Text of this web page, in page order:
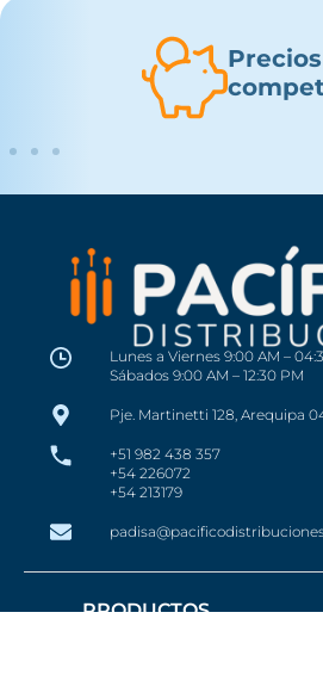
Precios
Lunes a Viernes 9:00 AM –
Sábados 9:00 AM – 12:30 PM
Pje. Martinetti 128, Arequipa
+51 982 438 357
+54 226072
+54 213179
PRODUCTOS